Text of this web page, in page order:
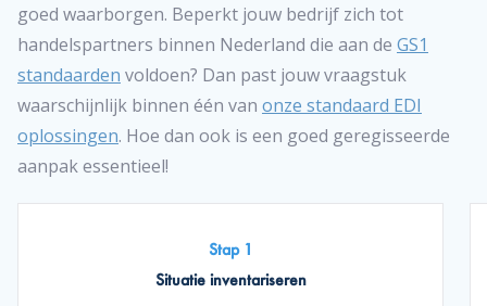
goed waarborgen. Beperkt jouw bedrijf zich tot
handelspartners binnen Nederland die aan de GS1
standaarden voldoen? Dan past jouw vraagstuk
waarschijnlijk binnen één van onze standaard EDI
oplossingen. Hoe dan ook is een goed geregisseerde
aanpak essentieel!
Stap 1
Situatie inventariseren